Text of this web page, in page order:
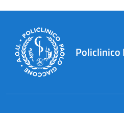
Policlinico